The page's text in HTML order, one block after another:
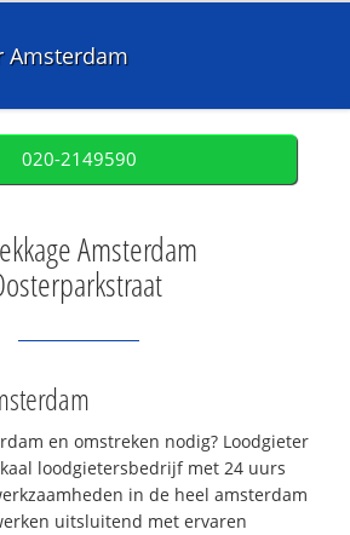
Amsterdam
020-2149590
Amsterdam
en omstreken nodig? Loodgieter
loodgietersbedrijf met 24 uurs
in de heel amsterdam
uitsluitend met ervaren